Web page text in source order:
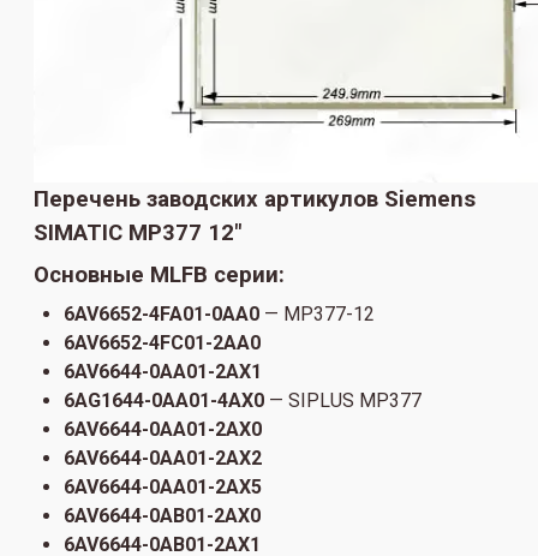
Перечень заводских артикулов Siemens
SIMATIC MP377 12"
Основные MLFB серии:
6AV6652-4FA01-0AA0— MP377-12
6AV6652-4FC01-2AA0
6AV6644-0AA01-2AX1
6AG1644-0AA01-4AX0— SIPLUS MP377
6AV6644-0AA01-2AX0
6AV6644-0AA01-2AX2
6AV6644-0AA01-2AX5
6AV6644-0AB01-2AX0
6AV6644-0AB01-2AX1